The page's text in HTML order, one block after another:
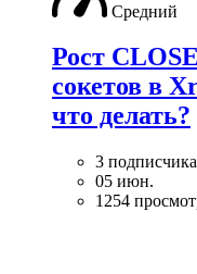
Средний
Рост
сокетов в
что делать?
3 подписчика
05 июн.
1254